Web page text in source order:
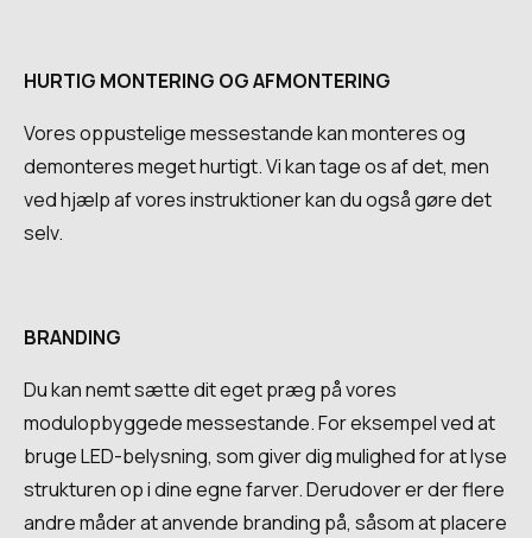
HURTIG MONTERING OG AFMONTERING
Vores oppustelige messestande kan monteres og
demonteres meget hurtigt. Vi kan tage os af det, men
ved hjælp af vores instruktioner kan du også gøre det
selv.
BRANDING
Du kan nemt sætte dit eget præg på vores
modulopbyggede messestande. For eksempel ved at
bruge LED-belysning, som giver dig mulighed for at lyse
strukturen op i dine egne farver. Derudover er der flere
andre måder at anvende branding på, såsom at placere